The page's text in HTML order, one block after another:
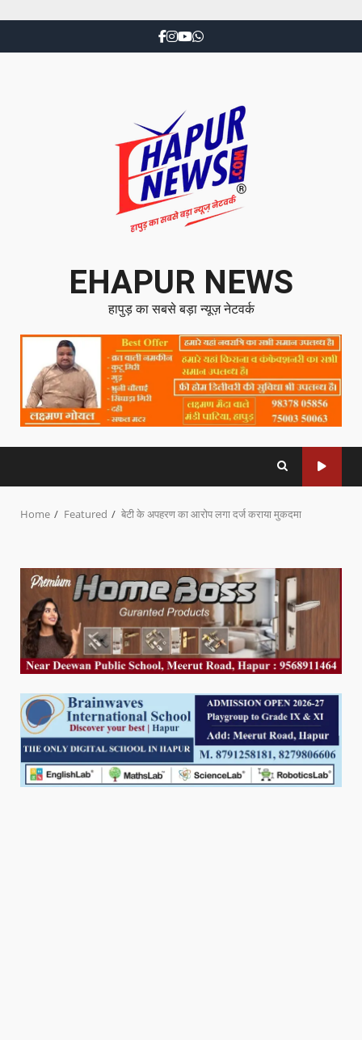
EHAPUR NEWS
हापुड़ का सबसे बड़ा न्यूज़ नेटवर्क
Home Featured बेटी के अपहरण का आरोप लगा दर्ज कराया मुकदमा